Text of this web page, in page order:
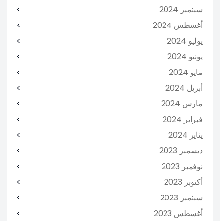
سبتمبر 2024
أغسطس 2024
يوليو 2024
يونيو 2024
مايو 2024
أبريل 2024
مارس 2024
فبراير 2024
يناير 2024
ديسمبر 2023
نوفمبر 2023
أكتوبر 2023
سبتمبر 2023
أغسطس 2023